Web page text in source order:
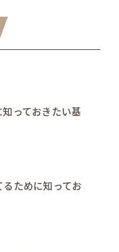
っておきたい基
ために知ってお